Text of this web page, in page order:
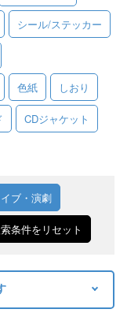
シール/ステッカー
色紙 しおり
CDジャケット
ブ・演劇
条件をリセット